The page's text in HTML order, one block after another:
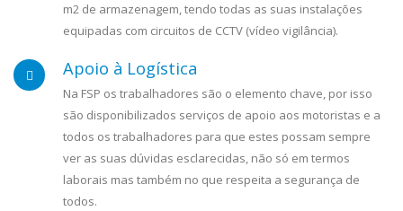
m2 de armazenagem, tendo todas as suas instalações
equipadas com circuitos de CCTV (vídeo vigilância).
Apoio à Logística
Na FSP os trabalhadores são o elemento chave, por isso
são disponibilizados serviços de apoio aos motoristas e a
todos os trabalhadores para que estes possam sempre
ver as suas dúvidas esclarecidas, não só em termos
laborais mas também no que respeita a segurança de
todos.